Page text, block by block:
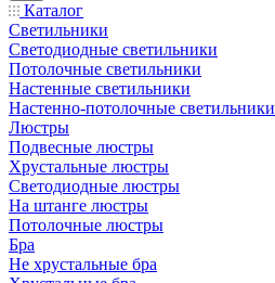
Каталог
Светильники
Светодиодные светильники
Потолочные светильники
Настенные светильники
Настенно-потолочные светильники
Люстры
Подвесные люстры
Хрустальные люстры
Светодиодные люстры
На штанге люстры
Потолочные люстры
Бра
Не хрустальные бра